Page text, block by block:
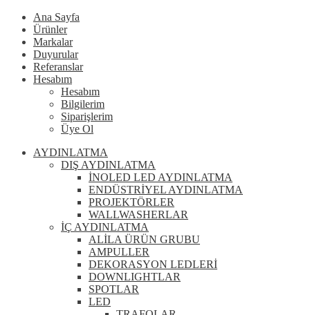
Ana Sayfa
Ürünler
Markalar
Duyurular
Referanslar
Hesabım
Hesabım
Bilgilerim
Siparişlerim
Üye Ol
AYDINLATMA
DIŞ AYDINLATMA
İNOLED LED AYDINLATMA
ENDÜSTRİYEL AYDINLATMA
PROJEKTÖRLER
WALLWASHERLAR
İÇ AYDINLATMA
ALİLA ÜRÜN GRUBU
AMPULLER
DEKORASYON LEDLERİ
DOWNLIGHTLAR
SPOTLAR
LED